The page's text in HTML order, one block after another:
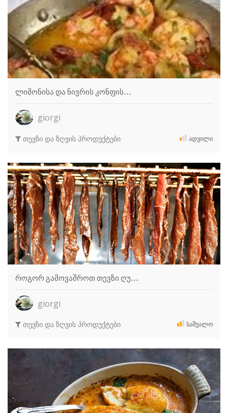
ლიმონისა და ნივრის კონფის…
giorgi
თევზი და ზღვის პროდუქტები ᲐᲓᲕᲘᲚᲘ
როგორ გამოვაშროთ თევზი ღუ…
giorgi
თევზი და ზღვის პროდუქტები ᲡᲐᲨᲣᲐᲚᲝ